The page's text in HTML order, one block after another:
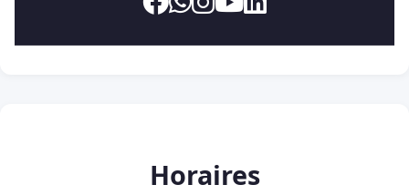
Horaires